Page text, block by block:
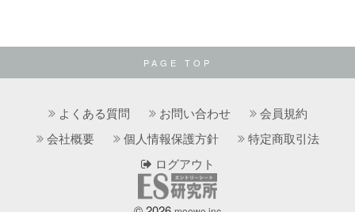
PAGE TOP
よくある質問 お問い合わせ
会員規約
会社概要
個人情報保護方針
特定商取引法
ログアウト